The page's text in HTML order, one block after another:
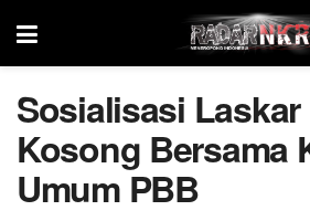
Sosialisasi
Kosong Bersama
Umum PBB